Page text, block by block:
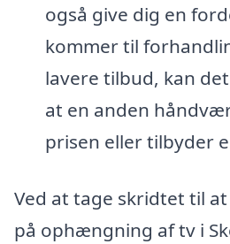
også give dig en
kommer til
lavere tilbud, kan
at en anden
prisen eller tilbyder
Ved at tage skridtet til
på ophængning af tv i